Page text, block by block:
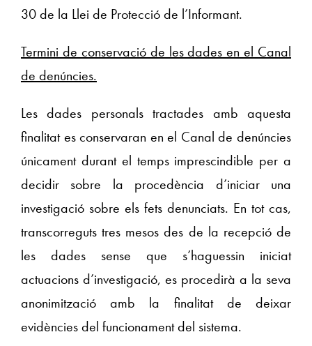
30 de la Llei de Protecció de l’Informant.
Termini de conservació de les dades en el Canal
de denúncies.
Les dades personals tractades amb aquesta
finalitat es conservaran en el Canal de denúncies
únicament durant el temps imprescindible per a
decidir sobre la procedència d’iniciar una
investigació sobre els fets denunciats. En tot cas,
transcorreguts tres mesos des de la recepció de
les dades sense que s’haguessin iniciat
actuacions d’investigació, es procedirà a la seva
anonimització amb la finalitat de deixar
evidències del funcionament del sistema.